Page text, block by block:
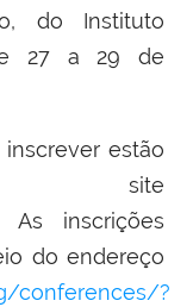
do Instituto
27 a 29 de
estão
site
As inscrições
do endereço
conferences/?